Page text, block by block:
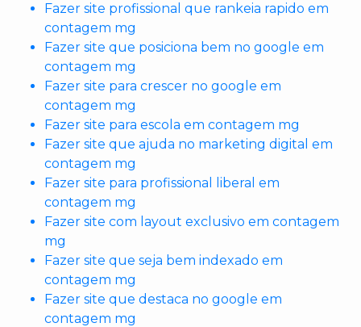
Fazer site profissional que rankeia rapido em
contagem mg
Fazer site que posiciona bem no google em
contagem mg
Fazer site para crescer no google em
contagem mg
Fazer site para escola em contagem mg
Fazer site que ajuda no marketing digital em
contagem mg
Fazer site para profissional liberal em
contagem mg
Fazer site com layout exclusivo em contagem
mg
Fazer site que seja bem indexado em
contagem mg
Fazer site que destaca no google em
contagem mg